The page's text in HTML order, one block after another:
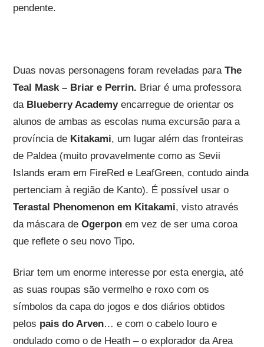
pendente.
Duas novas personagens foram reveladas para The
Teal Mask – Briar e Perrin. Briar é uma professora
da Blueberry Academyencarregue de orientar os
alunos de ambas as escolas numa excursão para a
província de Kitakami, um lugar além das fronteiras
de Paldea (muito provavelmente como as Sevii
Islands eram em FireRed e LeafGreen, contudo ainda
pertenciam à região de Kanto). É possível usar o
Terastal Phenomenon em Kitakami, visto através
da máscara de Ogerponem vez de ser uma coroa
que reflete o seu novo Tipo.
Briar tem um enorme interesse por esta energia, até
as suas roupas são vermelho e roxo com os
símbolos da capa do jogos e dos diários obtidos
pelos pais do Arven… e com o cabelo louro e
ondulado como o de Heath – o explorador da Area